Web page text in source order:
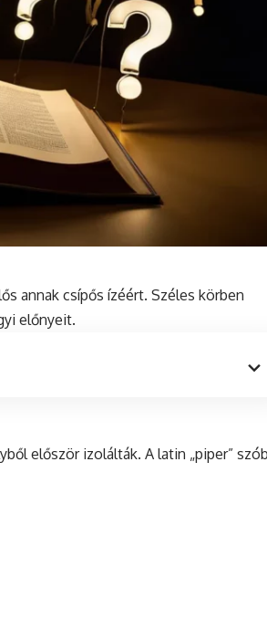
annak csípős ízéért. Széles körben
előnyeit.
először izolálták. A latin „piper”